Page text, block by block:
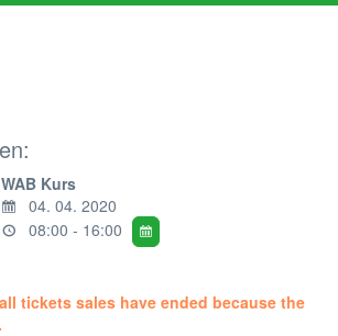
WAB Kurs
04. 04. 2020
08:00 - 16:00
tickets sales have ended because the